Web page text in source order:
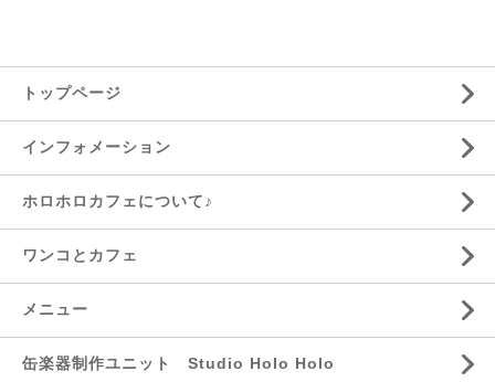
トップページ
インフォメーション
ホロホロカフェについて♪
ワンコとカフェ
メニュー
缶楽器制作ユニット Studio Holo Holo